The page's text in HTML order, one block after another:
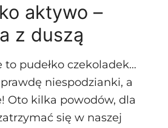
aktywo –
z duszą
to pudełko czekoladek…
niespodzianki, a
Oto kilka powodów, dla
się w naszej